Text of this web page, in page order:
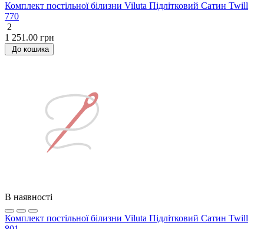
Комплект постільної білизни Viluta Підлітковий Сатин Twill
770
2
1 251.00 грн
До кошика
В наявності
Комплект постільної білизни Viluta Підлітковий Сатин Twill